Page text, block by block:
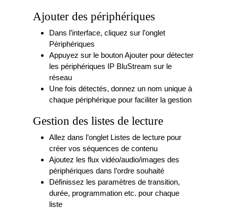
Ajouter des périphériques
Dans l’interface, cliquez sur l’onglet
Périphériques
Appuyez sur le bouton Ajouter pour détecter
les périphériques IP BluStream sur le
réseau
Une fois détectés, donnez un nom unique à
chaque périphérique pour faciliter la gestion
Gestion des listes de lecture
Allez dans l’onglet Listes de lecture pour
créer vos séquences de contenu
Ajoutez les flux vidéo/audio/images des
périphériques dans l’ordre souhaité
Définissez les paramètres de transition,
durée, programmation etc. pour chaque
liste